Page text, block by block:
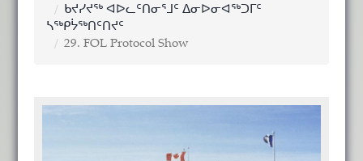
ᑲᔪᓯᔪᖅ ᐊᐅᓚᑦᑎᓂᕐᒧᑦ ᐃᓂᐅᓂᐊᖅᑐᒥᑦ
ᓴᖅᑭᔮᖅᑎᑦᑎᔪᑦ
29. FOL Protocol Show